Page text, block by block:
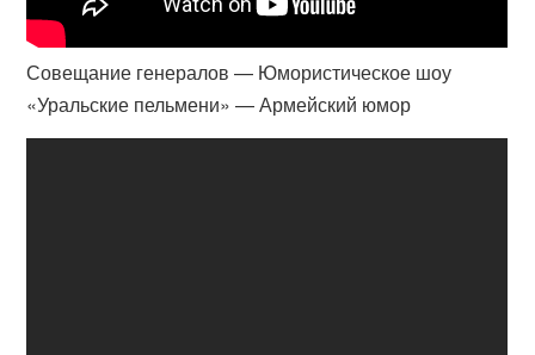
Совещание генералов — Юмористическое шоу
«Уральские пельмени» — Армейский юмор